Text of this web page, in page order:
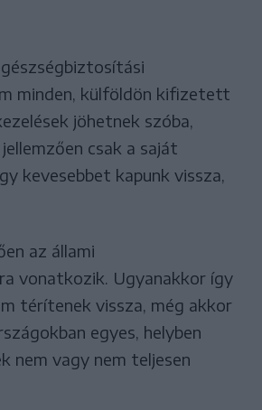
minden, külföldön kifizetett
jöhetnek szóba,
csak a saját
kevesebbet kapunk vissza,
az állami
vonatkozik. Ugyanakkor így
térítenek vissza, még akkor
egyes, helyben
nem vagy nem teljesen